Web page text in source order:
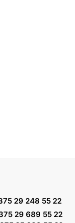
29 248 55 22
29 689 55 22